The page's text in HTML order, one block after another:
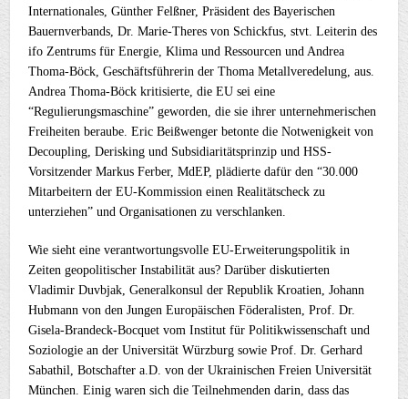
Internationales, Günther Felßner, Präsident des Bayerischen
Bauernverbands, Dr. Marie-Theres von Schickfus, stvt. Leiterin des
ifo Zentrums für Energie, Klima und Ressourcen und Andrea
Thoma-Böck, Geschäftsführerin der Thoma Metallveredelung, aus.
Andrea Thoma-Böck kritisierte, die EU sei eine
“Regulierungsmaschine” geworden, die sie ihrer unternehmerischen
Freiheiten beraube. Eric Beißwenger betonte die Notwenigkeit von
Decoupling, Derisking und Subsidiaritätsprinzip und HSS-
Vorsitzender Markus Ferber, MdEP, plädierte dafür den “30.000
Mitarbeitern der EU-Kommission einen Realitätscheck zu
unterziehen” und Organisationen zu verschlanken.
Wie sieht eine verantwortungsvolle EU-Erweiterungspolitik in
Zeiten geopolitischer Instabilität aus? Darüber diskutierten
Vladimir Duvbjak, Generalkonsul der Republik Kroatien, Johann
Hubmann von den Jungen Europäischen Föderalisten, Prof. Dr.
Gisela-Brandeck-Bocquet vom Institut für Politikwissenschaft und
Soziologie an der Universität Würzburg sowie Prof. Dr. Gerhard
Sabathil, Botschafter a.D. von der Ukrainischen Freien Universität
München. Einig waren sich die Teilnehmenden darin, dass das